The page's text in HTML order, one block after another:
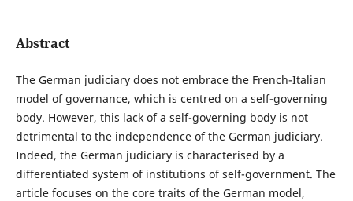
Abstract
The German judiciary does not embrace the French-Italian
model of governance, which is centred on a self-governing
body. However, this lack of a self-governing body is not
detrimental to the independence of the German judiciary.
Indeed, the German judiciary is characterised by a
differentiated system of institutions of self-government. The
article focuses on the core traits of the German model,